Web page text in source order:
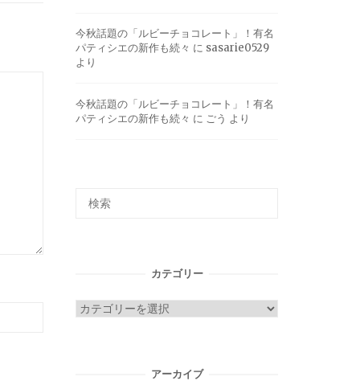
今秋話題の「ルビーチョコレート」！有名
パティシエの新作も続々 に sasarie0529
より
今秋話題の「ルビーチョコレート」！有名
パティシエの新作も続々 に ごう より
カテゴリー
カ
アーカイブ